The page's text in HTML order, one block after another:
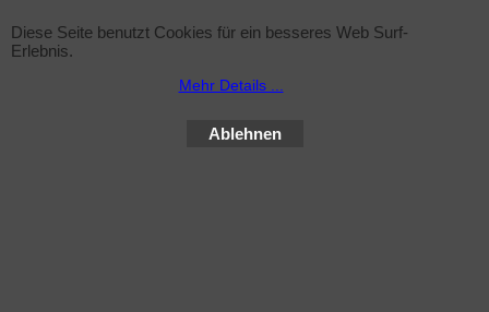
Sprühflasche inkl. Sprühkopf , 1Liter ohne Inhalt
Diese Seite benutzt Cookies für ein besseres Web Surf-
Erlebnis.
Mehr Details ...
Ablehnen